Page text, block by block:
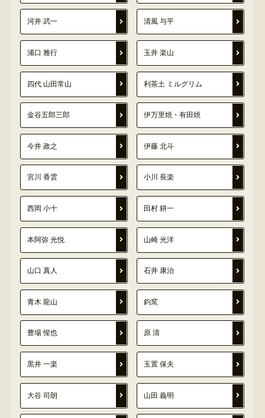
河井 武一 清風 与平
浦口 雅行 玉井 楽山
四代 山田常山 利茶土 ミルグリム
金谷五郎三郎 伊万里焼・有田焼
今井 政之 伊藤 北斗
宮川 香雲 小川 長楽
西岡 小十 田村 耕一
本阿弥 光悦 山崎 光洋
山口 真人 石井 康治
青木 龍山 鈞窯
豊場 惺也 原 清
黒井 一楽 玉置 保夫
大谷 司朗 山田 義明